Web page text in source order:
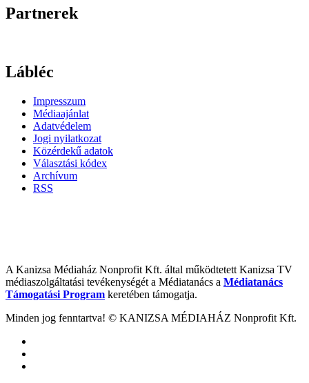
Partnerek
Lábléc
Impresszum
Médiaajánlat
Adatvédelem
Jogi nyilatkozat
Közérdekű adatok
Választási kódex
Archívum
RSS
A Kanizsa Médiaház Nonprofit Kft. által működtetett Kanizsa TV
médiaszolgáltatási tevékenységét a Médiatanács a Médiatanács
Támogatási Program keretében támogatja.
Minden jog fenntartva! © KANIZSA MÉDIAHÁZ Nonprofit Kft.